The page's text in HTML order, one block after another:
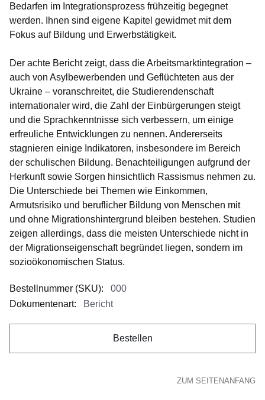
Bedarfen im Integrationsprozess frühzeitig begegnet
werden. Ihnen sind eigene Kapitel gewidmet mit dem
Fokus auf Bildung und Erwerbstätigkeit.
Der achte Bericht zeigt, dass die Arbeitsmarktintegration –
auch von Asylbewerbenden und Geflüchteten aus der
Ukraine – voranschreitet, die Studierendenschaft
internationaler wird, die Zahl der Einbürgerungen steigt
und die Sprachkenntnisse sich verbessern, um einige
erfreuliche Entwicklungen zu nennen. Andererseits
stagnieren einige Indikatoren, insbesondere im Bereich
der schulischen Bildung. Benachteiligungen aufgrund der
Herkunft sowie Sorgen hinsichtlich Rassismus nehmen zu.
Die Unterschiede bei Themen wie Einkommen,
Armutsrisiko und beruflicher Bildung von Menschen mit
und ohne Migrationshintergrund bleiben bestehen. Studien
zeigen allerdings, dass die meisten Unterschiede nicht in
der Migrationseigenschaft begründet liegen, sondern im
sozioökonomischen Status.
Bestellnummer (SKU):
000
Dokumentenart: Bericht
Bestellen
ZUM SEITENANFANG